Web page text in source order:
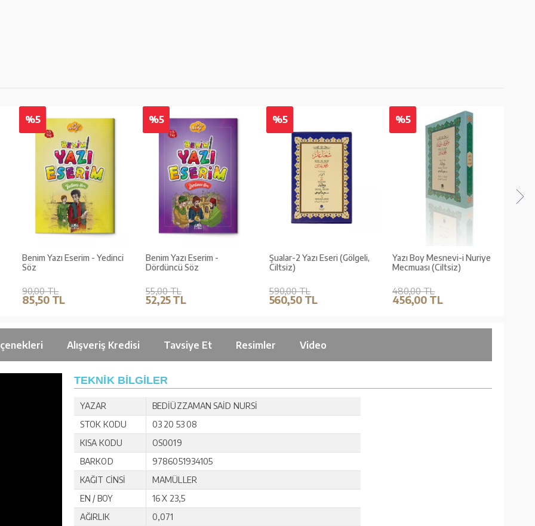
%5
Benim Yazı Eserim - Yedinci
Söz
90,00 TL
85,50 TL
%5
Benim Yazı Eserim -
Dördüncü Söz
55,00 TL
52,25 TL
%5
Şualar-2 Yazı Eseri (Gölgeli,
Ciltsiz)
590,00 TL
560,50 TL
%5
Yazı Boy Mesnevi-i Nuriye
Mecmuası (Ciltsiz)
480,00 TL
456,00 TL
Alışveriş Kredisi Tavsiye Et Resimler Video
TEKNİK BİLGİLER
YAZAR
BEDİÜZZAMAN SAİD NURSİ
STOK KODU
03 20 53 08
KISA KODU
OS0019
BARKOD
9786051934105
KAĞIT CİNSİ
MAMÜLLER
EN / BOY
16 X 23,5
AĞIRLIK
0,071